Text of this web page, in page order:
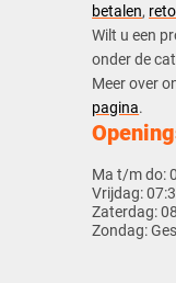
betalen,
​Wilt u een
onder de
​​Meer over
pagina.
Ma t/m do:
Vrijdag:
Zaterdag:
Zondag: